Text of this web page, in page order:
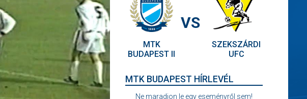
MTK
BUDAPEST II
VS
SZEKSZÁRDI
UFC
MTK BUDAPEST HÍRLEVÉL
Ne maradjon le egy eseményről sem!